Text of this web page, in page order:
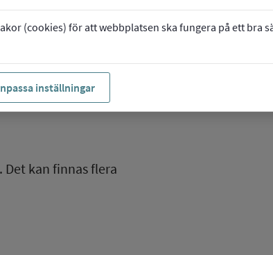
(cookies) för att webbplatsen ska fungera på ett bra
inställningar
kan finnas flera